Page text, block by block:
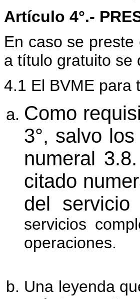
Artículo 4°.-
En caso se
a título gratuito se
4.1 El BVME para
Como
3°, salvo
numeral
citado
del servicio
servicios
operaciones.
Una leyenda